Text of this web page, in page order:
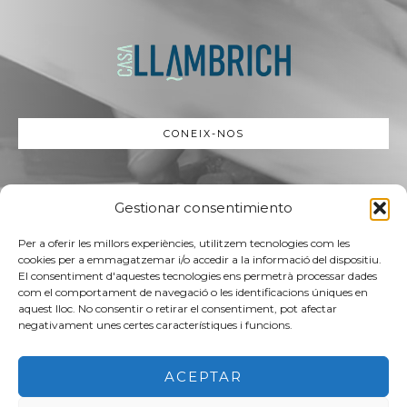
Gestionar consentimiento
Per a oferir les millors experiències, utilitzem tecnologies com les
cookies per a emmagatzemar i/o accedir a la informació del dispositiu.
El consentiment d'aquestes tecnologies ens permetrà processar dades
com el comportament de navegació o les identificacions úniques en
aquest lloc. No consentir o retirar el consentiment, pot afectar
negativament unes certes característiques i funcions.
ACEPTAR
CONEIX-NOS